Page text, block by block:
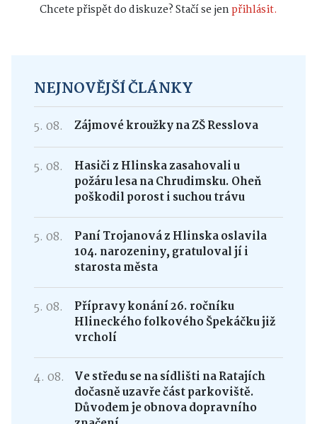
Chcete přispět do diskuze? Stačí se jenpřihlásit.
NEJNOVĚJŠÍ ČLÁNKY
5. 08. Zájmové kroužky na ZŠ Resslova
5. 08.
Hasiči z Hlinska zasahovali u
požáru lesa na Chrudimsku. Oheň
poškodil porost i suchou trávu
5. 08.
Paní Trojanová z Hlinska oslavila
104. narozeniny, gratuloval jí i
starosta města
5. 08.
Přípravy konání 26. ročníku
Hlineckého folkového Špekáčku již
vrcholí
4. 08.
Ve středu se na sídlišti na Ratajích
dočasně uzavře část parkoviště.
Důvodem je obnova dopravního